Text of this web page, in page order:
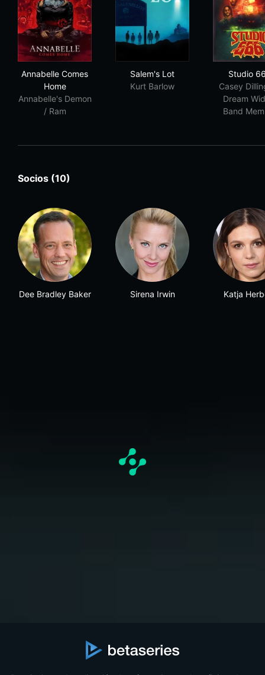
Annabelle Comes
Home
Annabelle's Demon
/ Ram
Salem's Lot
Kurt Barlow
Studio
Casey
Dream
Band
Socios (10)
Dee Bradley Baker Sirena Irwin Katja